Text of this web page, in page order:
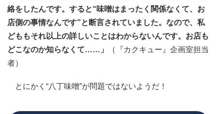
絡をしたんです。すると“味噌はまったく関係なくて、お
店側の事情なんです”と断言されていました。なので、私
どももそれ以上の詳しいことはわからないんです。お店も
どこなのか知らなくて……」
（『カクキュー』企画室担当
者）
とにかく“八丁味噌”が問題ではないようだ！